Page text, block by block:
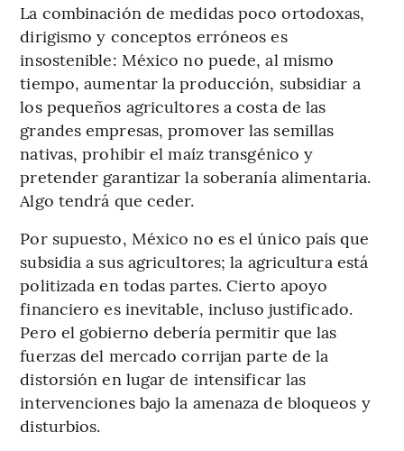
La combinación de medidas poco ortodoxas,
dirigismo y conceptos erróneos es
insostenible: México no puede, al mismo
tiempo, aumentar la producción, subsidiar a
los pequeños agricultores a costa de las
grandes empresas, promover las semillas
nativas, prohibir el maíz transgénico y
pretender garantizar la soberanía alimentaria.
Algo tendrá que ceder.
Por supuesto, México no es el único país que
subsidia a sus agricultores; la agricultura está
politizada en todas partes. Cierto apoyo
financiero es inevitable, incluso justificado.
Pero el gobierno debería permitir que las
fuerzas del mercado corrijan parte de la
distorsión en lugar de intensificar las
intervenciones bajo la amenaza de bloqueos y
disturbios.